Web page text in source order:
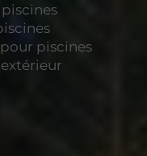
piscines